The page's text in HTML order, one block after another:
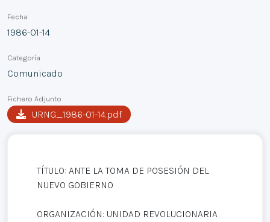
Fecha
1986-01-14
Categoría
Comunicado
Fichero Adjunto
URNG_1986-01-14.pdf
TÍTULO: ANTE LA TOMA DE POSESIÓN DEL
NUEVO GOBIERNO
ORGANIZACIÓN: UNIDAD REVOLUCIONARIA